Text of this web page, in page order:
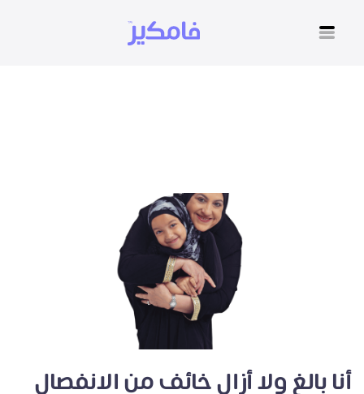
أنا بالغ ولا أزال خائف من الانفصال